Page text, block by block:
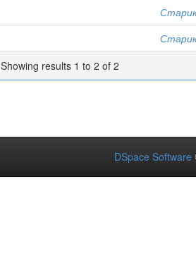
Showing results 1 to 2 of 2
DSpace Software